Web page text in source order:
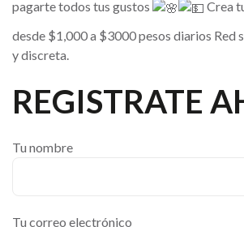
pagarte todos tus gustos
Crea
desde $1,000 a $3000 pesos diarios Red
y discreta.
REGISTRATE
Tu nombre
Tu correo electrónico